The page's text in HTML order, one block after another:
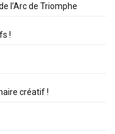
l’Arc de Triomphe
!
créatif !